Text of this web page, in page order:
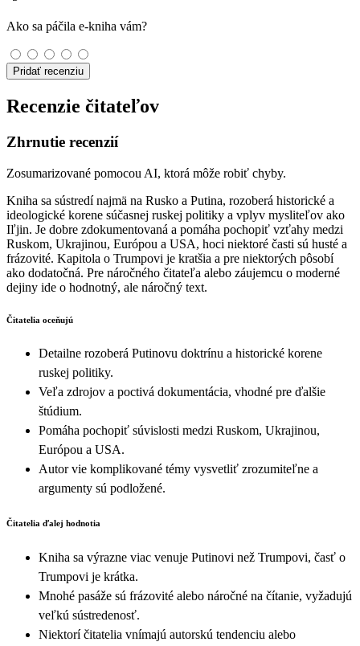
Ako sa páčila e-kniha vám?
Pridať recenziu
Recenzie čitateľov
Zhrnutie recenzií
Zosumarizované pomocou AI, ktorá môže robiť chyby.
Kniha sa sústredí najmä na Rusko a Putina, rozoberá historické a
ideologické korene súčasnej ruskej politiky a vplyv mysliteľov ako
Iľjin. Je dobre zdokumentovaná a pomáha pochopiť vzťahy medzi
Ruskom, Ukrajinou, Európou a USA, hoci niektoré časti sú husté a
frázovité. Kapitola o Trumpovi je kratšia a pre niektorých pôsobí
ako dodatočná. Pre náročného čitateľa alebo záujemcu o moderné
dejiny ide o hodnotný, ale náročný text.
Čitatelia oceňujú
Detailne rozoberá Putinovu doktrínu a historické korene
ruskej politiky.
Veľa zdrojov a poctivá dokumentácia, vhodné pre ďalšie
štúdium.
Pomáha pochopiť súvislosti medzi Ruskom, Ukrajinou,
Európou a USA.
Autor vie komplikované témy vysvetliť zrozumiteľne a
argumenty sú podložené.
Čitatelia ďalej hodnotia
Kniha sa výrazne viac venuje Putinovi než Trumpovi, časť o
Trumpovi je krátka.
Mnohé pasáže sú frázovité alebo náročné na čítanie, vyžadujú
veľkú sústredenosť.
Niektorí čitatelia vnímajú autorskú tendenciu alebo